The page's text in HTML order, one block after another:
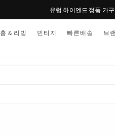
유럽 하이엔드 정품 가
홈 & 리빙 빈티지 빠른배송 브